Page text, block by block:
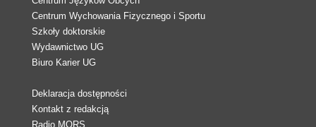
Centrum Wychowania Fizycznego i Sportu
Szkoły doktorskie
Wydawnictwo UG
Biuro Karier UG
Deklaracja dostępności
Kontakt z redakcją
Radio MORS